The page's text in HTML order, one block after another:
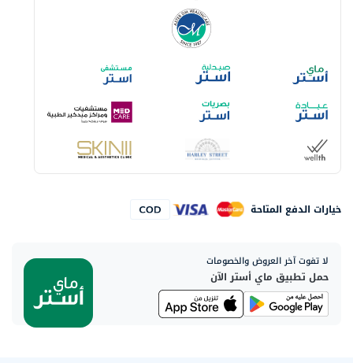
خيارات الدفع المتاحة
لا تفوت آخر العروض والخصومات
حمل تطبيق ماي أستر الآن